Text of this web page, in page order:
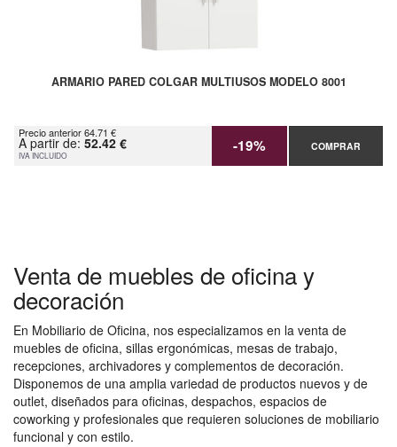
ARMARIO PARED COLGAR MULTIUSOS MODELO 8001
Precio anterior 64.71 €
A partir de: 52.42 €
IVA INCLUIDO -19% COMPRAR
Venta de muebles de oficina y
decoración
En Mobiliario de Oficina, nos especializamos en la venta de
muebles de oficina, sillas ergonómicas, mesas de trabajo,
recepciones, archivadores y complementos de decoración.
Disponemos de una amplia variedad de productos nuevos y de
outlet, diseñados para oficinas, despachos, espacios de
coworking y profesionales que requieren soluciones de mobiliario
funcional y con estilo.